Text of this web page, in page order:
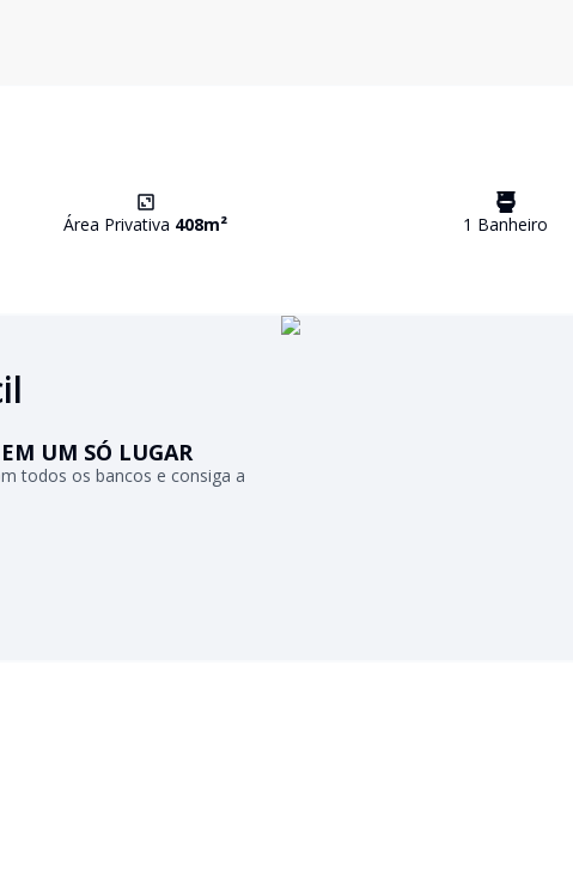
Área Privativa 408m² 1 Banheiro
UM SÓ LUGAR
todos os bancos e consiga a